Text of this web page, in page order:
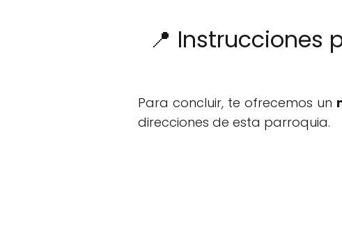
📍 Instrucciones
Para concluir, te ofrecemos un
direcciones de esta parroquia.